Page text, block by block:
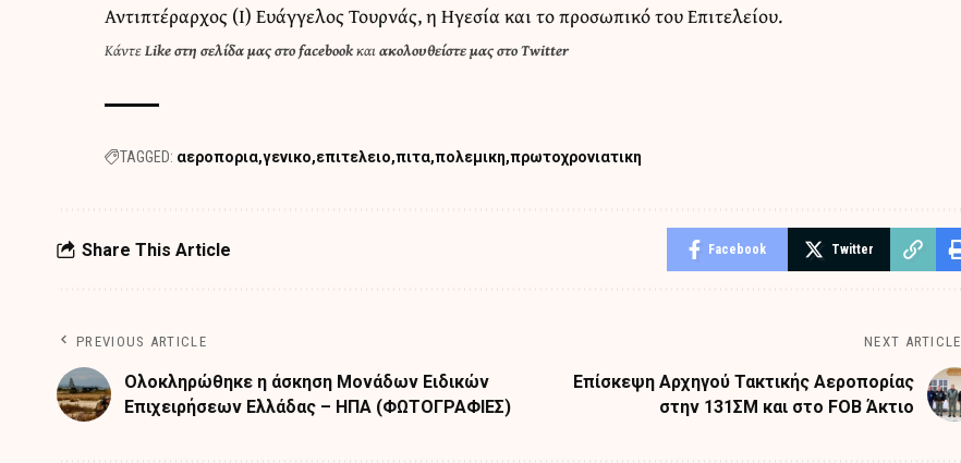
Αντιπτέραρχος (Ι) Ευάγγελος Τουρνάς, η Ηγεσία και το προσωπικό του Επιτελείου.
ΚάντεLike στη σελίδα μας στο facebookκαιακολουθείστε μας στο Twitter
TAGGED: αεροπορια γενικο επιτελειο πιτα πολεμικη πρωτοχρονιατικη
Share This Article Facebook Twitter
PREVIOUS ARTICLE
Ολοκληρώθηκε η άσκηση Μονάδων Ειδικών
Επιχειρήσεων Ελλάδας – ΗΠΑ (ΦΩΤΟΓΡΑΦΙΕΣ)
NEXT ARTICLE
Επίσκεψη Αρχηγού Τακτικής Αεροπορίας
στην 131ΣΜ και στο FOB Άκτιο